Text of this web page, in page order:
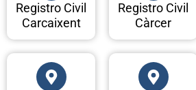
Registro Civil
Carcaixent
Registro Civil
Càrcer